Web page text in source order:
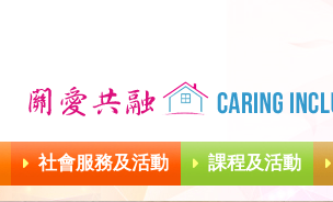
社會服務及活動 課程及活動